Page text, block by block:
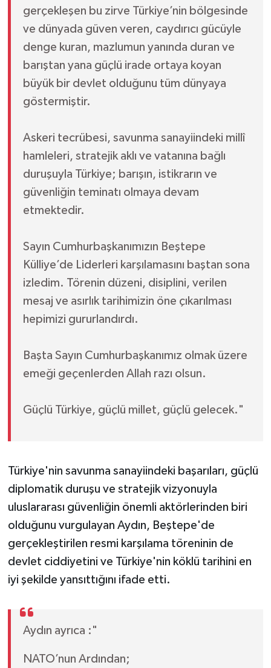
gerçekleşen bu zirve Türkiye’nin bölgesinde
ve dünyada güven veren, caydırıcı gücüyle
denge kuran, mazlumun yanında duran ve
barıştan yana güçlü irade ortaya koyan
büyük bir devlet olduğunu tüm dünyaya
göstermiştir.
Askeri tecrübesi, savunma sanayiindeki millî
hamleleri, stratejik aklı ve vatanına bağlı
duruşuyla Türkiye; barışın, istikrarın ve
güvenliğin teminatı olmaya devam
etmektedir.
Sayın Cumhurbaşkanımızın Beştepe
Külliye’de Liderleri karşılamasını baştan sona
izledim. Törenin düzeni, disiplini, verilen
mesaj ve asırlık tarihimizin öne çıkarılması
hepimizi gururlandırdı.
Başta Sayın Cumhurbaşkanımız olmak üzere
emeği geçenlerden Allah razı olsun.
Güçlü Türkiye, güçlü millet, güçlü gelecek."
Türkiye'nin savunma sanayiindeki başarıları, güçlü
diplomatik duruşu ve stratejik vizyonuyla
uluslararası güvenliğin önemli aktörlerinden biri
olduğunu vurgulayan Aydın, Beştepe'de
gerçekleştirilen resmi karşılama töreninin de
devlet ciddiyetini ve Türkiye'nin köklü tarihini en
iyi şekilde yansıttığını ifade etti.
Aydın ayrıca :"
NATO’nun Ardından;